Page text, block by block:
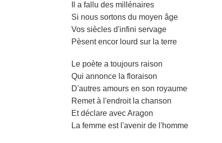
Il a fallu des millénaires
Si nous sortons du moyen âge
Vos siècles d'infini servage
Pèsent encor lourd sur la terre
Le poète a toujours raison
Qui annonce la floraison
D'autres amours en son royaume
Remet à l'endroit la chanson
Et déclare avec Aragon
La femme est l'avenir de l'homme